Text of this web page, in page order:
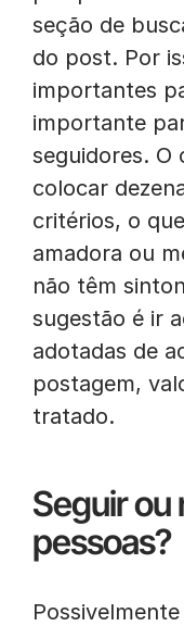
seção de
do post. Por
importantes
importante
seguidores. O
colocar
critérios, o
amadora ou
não têm
sugestão é ir
adotadas de
postagem,
tratado.
Seguir ou
pessoas?